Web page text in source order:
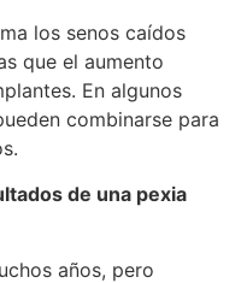
los senos caídos
que el aumento
En algunos
combinarse para
de una pexia
años, pero